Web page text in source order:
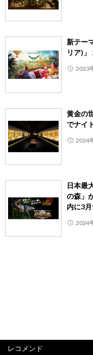
新テー
リア)
2023
黄金の
でナイ
2024
日本最
の森」
内に3
2024
レコメンド